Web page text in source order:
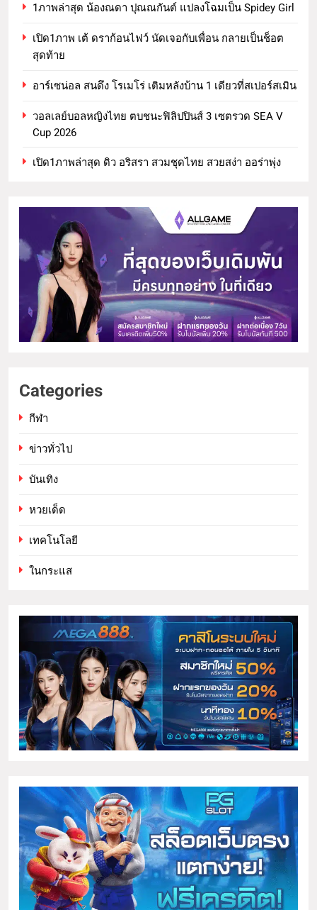
1ภาพล่าสุด น้องณดา ปุณณกันต์ แปลงโฉมเป็น Spidey Girl
เปิด1ภาพ เต้ ดราก้อนไฟว์ นัดเจอกับเพื่อน กลายเป็นช็อต
สุดท้าย
อาร์เซน่อล สนดึง โรเมโร่ เติมหลังบ้าน 1 เดียวที่สเปอร์สเมิน
วอลเลย์บอลหญิงไทย ตบชนะฟิลิปปินส์ 3 เซตรวด SEA V
Cup 2026
เปิด1ภาพล่าสุด ดิว อริสรา สวมชุดไทย สวยสง่า ออร่าพุ่ง
Categories
กีฬา
ข่าวทั่วไป
บันเทิง
หวยเด็ด
เทคโนโลยี
ในกระแส